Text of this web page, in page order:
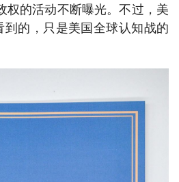
权的活动不断曝光。不过，美
到的，只是美国全球认知战的